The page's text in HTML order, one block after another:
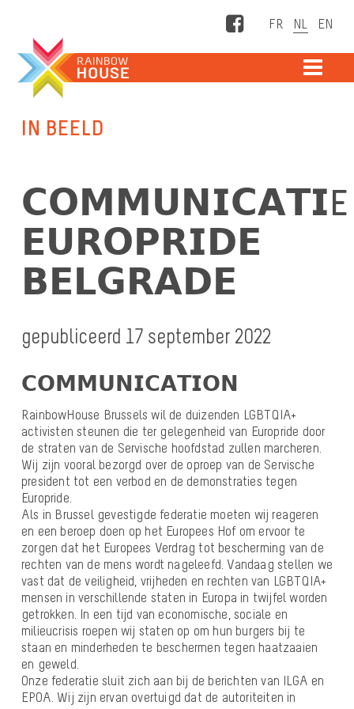
Facebook
IN BEELD
𝗖𝗢𝗠𝗠𝗨𝗡𝗜𝗖𝗔𝗧𝗜E
𝗘𝗨𝗥𝗢𝗣𝗥𝗜𝗗𝗘
𝗕𝗘𝗟𝗚𝗥𝗔𝗗𝗘
gepubliceerd 17 september 2022
𝗖𝗢𝗠𝗠𝗨𝗡𝗜𝗖𝗔𝗧𝗜𝗢𝗡
RainbowHouse Brussels wil de duizenden LGBTQIA+
activisten steunen die ter gelegenheid van Europride door
de straten van de Servische hoofdstad zullen marcheren.
Wij zijn vooral bezorgd over de oproep van de Servische
president tot een verbod en de demonstraties tegen
Europride.
Als in Brussel gevestigde federatie moeten wij reageren
en een beroep doen op het Europees Hof om ervoor te
zorgen dat het Europees Verdrag tot bescherming van de
rechten van de mens wordt nageleefd. Vandaag stellen we
vast dat de veiligheid, vrijheden en rechten van LGBTQIA+
mensen in verschillende staten in Europa in twijfel worden
getrokken. In een tijd van economische, sociale en
milieucrisis roepen wij staten op om hun burgers bij te
staan en minderheden te beschermen tegen haatzaaien
en geweld.
Onze federatie sluit zich aan bij de berichten van ILGA en
EPOA. Wij zijn ervan overtuigd dat de autoriteiten in